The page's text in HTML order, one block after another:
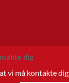
dig
vi må kontakte dig